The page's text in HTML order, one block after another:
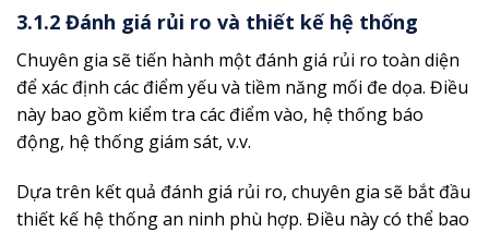
3.1.2 Đánh giá rủi ro và thiết kế hệ thống
Chuyên gia sẽ tiến hành một đánh giá rủi ro toàn diện
để xác định các điểm yếu và tiềm năng mối đe dọa. Điều
này bao gồm kiểm tra các điểm vào, hệ thống báo
động, hệ thống giám sát, v.v.
Dựa trên kết quả đánh giá rủi ro, chuyên gia sẽ bắt đầu
thiết kế hệ thống an ninh phù hợp. Điều này có thể bao